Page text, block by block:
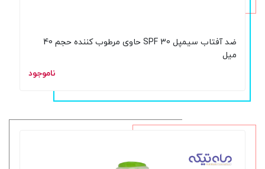
ضد آفتاب سیمپل SPF 30 حاوی مرطوب کننده حجم 40
میل
ناموجود